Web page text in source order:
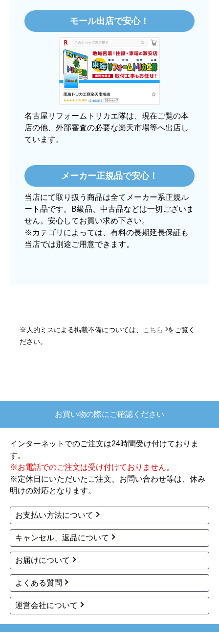
【注文からどのくらいで届きましたか？】
3日程で届きました。発送作業が早かったです。
【その他感想・コメント】
大手ネットショップよりも結構安いところで買う
のは不安でしたが、発送もかなり早くて、梱包も
丁寧でした。
2025年12月24日 21:44
欲しい商品をスムーズに注文できましたか？
はい
ショップからの連絡や対応は適切でしたか？
はい
予定の期日までに商品が届きましたか？
【注文からどのくらいで届きましたか？】
もあると思いますがあまりに早かったので少し驚
【その他感想・コメント】
ショップからの連絡もしっかりありましたし、商
できました。また機会があれば是非利用したいと
思います。
きょりけ
2025年11月9日 07:54
欲しい商品をスムーズに注文できましたか？
はい
モール出店で安心！
名古屋リフォームトリカエ隊は、現在ご覧の本
店の他、外部審査の必要な楽天市場等へ出店し
ています。
メーカー正規品で安心！
当店にて取り扱う商品は全てメーカー系正規ル
ート品です。B級品、中古品などは一切ございま
せん。安心してお買い求め下さい。
※カテゴリによっては、有料の長期延長保証も
当店では別途ご用意できます。
※人的ミスによる掲載不備については、 こちら
をご覧く
ださい。
お買い物の際にご確認ください
インターネットでのご注文は24時間受け付けておりま
す。
※お電話でのご注文は受け付けておりません。
※定休日にいただいたご注文、お問い合わせ等は、休み
明けの対応となります。
お支払い方法について
キャンセル、返品について
お届けについて
よくある質問
運営会社について